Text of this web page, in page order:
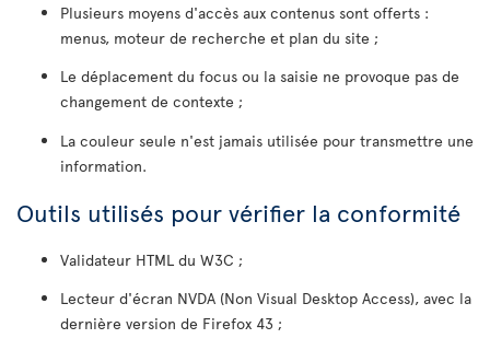
Plusieurs moyens d'accès aux contenus sont offerts :
menus, moteur de recherche et plan du site ;
Le déplacement du focus ou la saisie ne provoque pas de
changement de contexte ;
La couleur seule n'est jamais utilisée pour transmettre une
information.
Outils utilisés pour vérifier la conformité
Validateur HTML du W3C ;
Lecteur d'écran NVDA (Non Visual Desktop Access), avec la
dernière version de Firefox 43 ;